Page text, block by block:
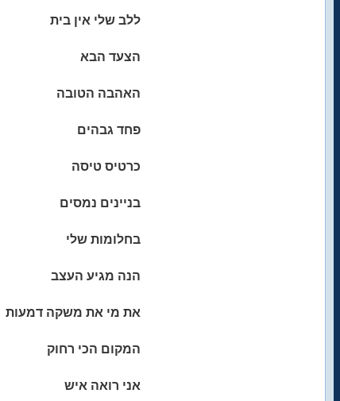
ללב שלי אין בית
הצעד הבא
האהבה הטובה
פחד גבהים
כרטיס טיסה
בניינים נמסים
בחלומות שלי
הנה מגיע העצב
את מי את משקה דמעות
המקום הכי רחוק
אני רואה איש